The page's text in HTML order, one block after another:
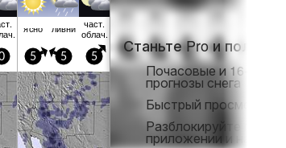
ясно ливни част.
облач.
5 5 5
Станьте Pro и
Почасовые и 16-
прогнозы снега
Быстрый просмотр
Разблокируйте
приложении и на веб-